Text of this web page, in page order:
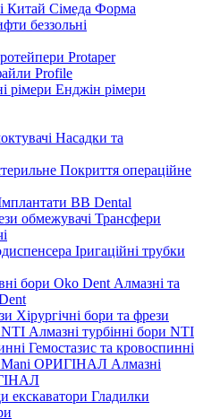
Китай Сімеда Форма
беззольні
Protaper
Profile
Енджін рімери
Насадки та
Покриття операційне
BB Dental
Трансфери
Іригаційні трубки
Алмазні та
Хірургічні бори та фрези
Алмазні турбінні бори NTI
Гемостазис та кровоспинні
Алмазні
Гладилки